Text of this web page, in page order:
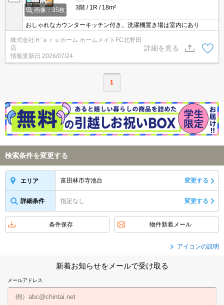
画像：35枚
3階
1R 18m²
おしゃれなカウンターキッチン付き。洗濯機置き場は室内にあり
株式会社Ｈ’ａｒｕホーム ホームメイトFC北野田
店
情報更新日 2026/07/24
詳細を見る
1
検索条件を変更する
エリア 富田林市寺池台 変更する
詳細条件 指定なし 変更する
条件保存 物件新着メール
アイコンの説明
新着お知らせをメールで受け取る
メールアドレス